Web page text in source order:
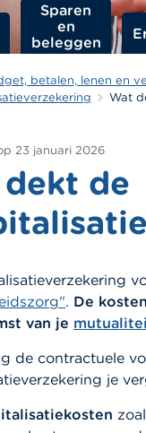
Sparen
en
beleggen
betalen, lenen en
Wat
23 januari 2026
de
. De
van je
de contractuele
je